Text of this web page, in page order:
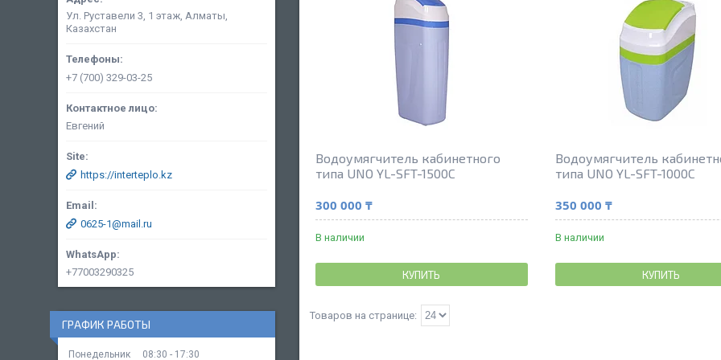
Водоумягчитель кабинетного
типа UNO YL-SFT-1500C
300 000 ₸
В наличии
КУПИТЬ
Водоумягчитель
типа UNO YL-SFT-1000C
350 000 ₸
В наличии
КУПИТЬ
Ул. Руставели 3, 1 этаж, Алматы,
Казахстан
+7 (700) 329-03-25
Евгений
https://interteplo.kz
0625-1@mail.ru
+77003290325
ГРАФИК РАБОТЫ
Понедельник 08:30 17:30